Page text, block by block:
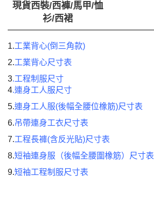
現貨西裝/西褲/馬甲/恤
衫/西裙
1.工業背心(倒三角款)
2.工業背心尺寸表
3.工程制服尺寸
4.連身工人服尺寸
5.連身工人服(後幅全腰位橡筋)尺寸表
6.吊帶連身工衣尺寸表
7.工程長褲(含反光貼)尺寸表
8.短袖連身服（後幅全腰圍橡筋）尺寸表
9.短袖工程制服尺寸表